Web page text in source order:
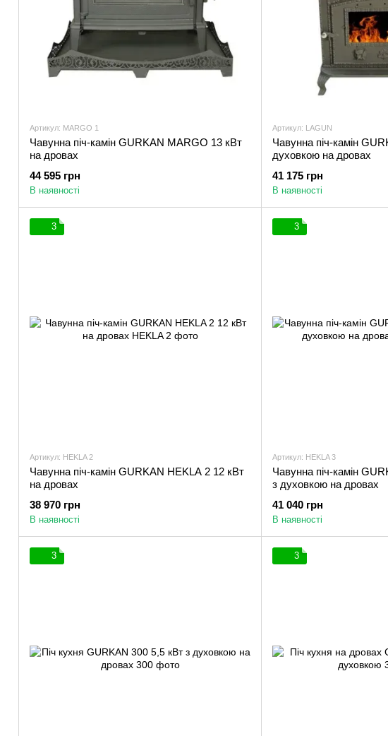
Артикул: MARGO 1
Чавунна піч-камін GURKAN MARGO 13 кВт
на дровах
44 595 грн
В наявності
Артикул: LAGUN
Чавунна піч-камін
духовкою на дровах
41 175 грн
В наявності
3
Артикул: HEKLA 2
Чавунна піч-камін GURKAN HEKLA 2 12 кВт
на дровах
38 970 грн
В наявності
3
Артикул: HEKLA 3
Чавунна піч-камін
з духовкою на дровах
41 040 грн
В наявності
3 3